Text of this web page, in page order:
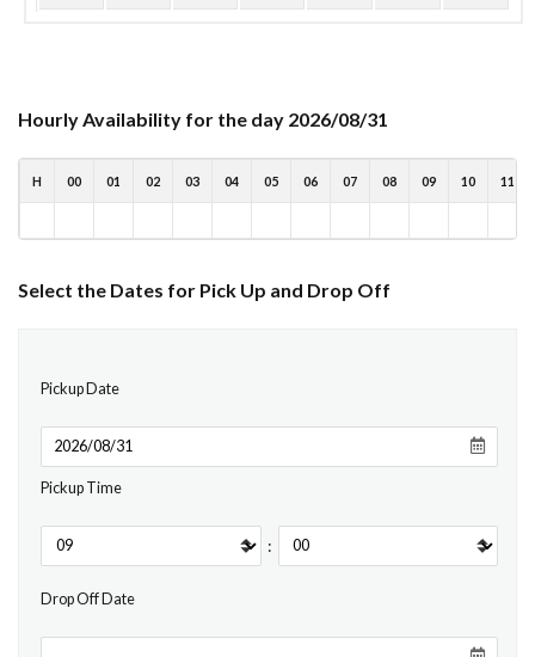
Hourly Availability for the day 2026/08/31
H 00 01 02 03 04 05 06 07 08 09 10 11
Select the Dates for Pick Up and Drop Off
Pickup Date
Pickup Time
:
Drop Off Date